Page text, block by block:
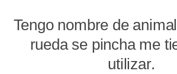
Tengo nombre de
rueda se pincha me
utilizar.